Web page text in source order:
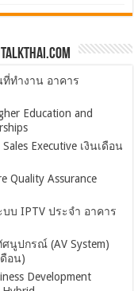
ที่ทำงาน อาคาร
Education and
Executive เงินเดือน
Quality Assurance
บ IPTV ประจำ อาคาร
นูปกรณ์ (AV System)
อน)
Development